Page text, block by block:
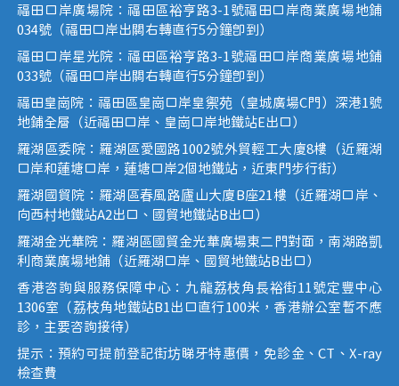
福田口岸廣場院：福田區裕亨路3-1號福田口岸商業廣場地鋪
034號（福田口岸出關右轉直行5分鐘即到）
福田口岸星光院：福田區裕亨路3-1號福田口岸商業廣場地鋪
033號（福田口岸出關右轉直行5分鐘即到）
福田皇崗院：福田區皇崗口岸皇禦苑（皇城廣場C門）深港1號
地鋪全層（近福田口岸、皇崗口岸地鐵站E出口）
羅湖區委院：羅湖區愛國路1002號外貿輕工大廈8樓（近羅湖
口岸和蓮塘口岸，蓮塘口岸2個地鐵站，近東門步行街）
羅湖國貿院：羅湖區春風路廬山大廈B座21樓（近羅湖口岸、
向西村地鐵站A2出口、國貿地鐵站B出口）
羅湖金光華院：羅湖區國貿金光華廣場東二門對面，南湖路凱
利商業廣場地鋪（近羅湖口岸、國貿地鐵站B出口）
香港咨詢與服務保障中心：九龍荔枝角長裕街11號定豐中心
1306室（荔枝角地鐵站B1出口直行100米，香港辦公室暫不應
診，主要咨詢接待）
提示：預約可提前登記街坊睇牙特惠價，免診金、CT、X-ray
檢查費